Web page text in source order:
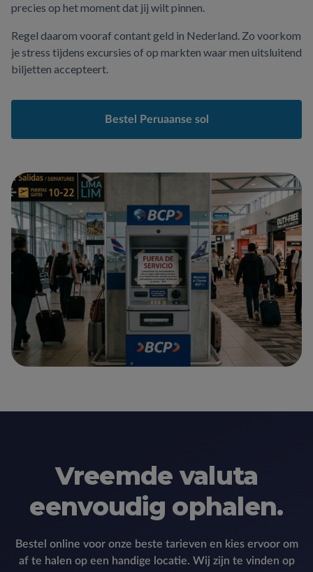
precies op het moment dat jij wilt pinnen.
Regel daarom vooraf contant geld in Nederland. Zo voorkom
je stress tijdens excursies of op markten waar men uitsluitend
biljetten accepteert.
Bestel Peruaanse sol
Vreemde valuta
eenvoudig ophalen.
Bestel online voor onze beste tarieven en kies ervoor om
af te halen op een handige locatie. Wij zijn te vinden op